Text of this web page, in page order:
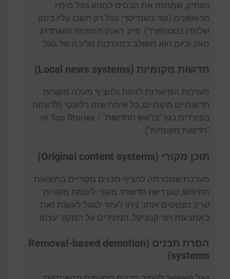
הוותיק, שמהווה את הבסיס למנוע גוגל מימיו
הראשונים (עוד כשמייסדי גוגל רק חשבו עליו בזמן
שלמדו בסטנפורד). פייג' ראנק התפתח והשתדרג
מאז, וכיום הוא משולב במערכות הליבה של גוגל.
חדשות מקומיות (Local news systems)
מערכות המיועדות לזהות ולהציף מעלה מקורות
חדשותיים מקומיים, כל אימת שזה רלוונטי (לדוגמה
בפיצ'רים כגון "בראש החדשות" / Top Stories או
"חדשות מקומיות").
תוכן מקורי (Original content systems)
מערכת שמטרתה להציף תכנים מקוריים בתוצאות
החיפוש, כגון דיווח חדשותי מקורי לעומת מקורות
שרק מצטטים אותו. ניתן לעזור לגוגל לעשות זאת
באמצעות תגי קנוניקל, המעידים על המקור עצמו.
הסרת תכנים (Removal-based demotion
systems)